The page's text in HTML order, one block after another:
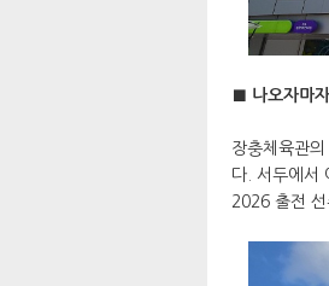
■ 나오자마
장충체육관
다. 서두에서
2026 출전 선